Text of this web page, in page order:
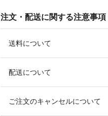
注文・配送に関する注意事項
送料について
配送について
ご注文のキャンセルについて